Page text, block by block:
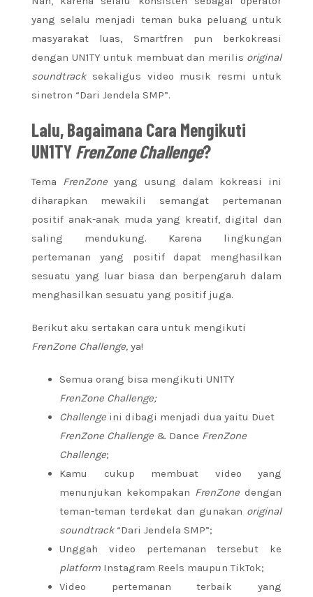
yang selalu menjadi teman buka peluang untuk
masyarakat luas, Smartfren pun berkokreasi
dengan UN1TY untuk membuat dan merilis original
soundtracksekaligus video musik resmi untuk
sinetron “Dari Jendela SMP”.
Lalu, Bagaimana Cara Mengikuti
UN1TYFrenZone Challenge?
Tema FrenZone yang usung dalam kokreasi ini
diharapkan mewakili semangat pertemanan
positif anak-anak muda yang kreatif, digital dan
saling mendukung. Karena lingkungan
pertemanan yang positif dapat menghasilkan
sesuatu yang luar biasa dan berpengaruh dalam
menghasilkan sesuatu yang positif juga.
Berikut aku sertakan cara untuk mengikuti
FrenZone Challenge, ya!
Semua orang bisa mengikuti UN1TY
FrenZone Challenge;
Challenge ini dibagi menjadi dua yaitu Duet
FrenZone Challenge & Dance FrenZone
Challenge;
Kamu cukup membuat video yang
menunjukan kekompakan FrenZone dengan
teman-teman terdekat dan gunakan original
soundtrack“Dari Jendela SMP”;
Unggah video pertemanan tersebut ke
platform Instagram Reels maupun TikTok;
Video pertemanan terbaik yang